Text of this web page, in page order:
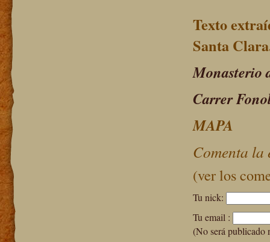
Texto
Santa
Monasterio
Carrer
MAPA
Comenta la
(ver los
Tu nick:
Tu email :
(No será publicado